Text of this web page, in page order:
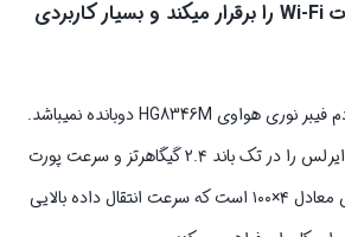
5dBi است که اتصالات Wi-Fi را برقرار میکند و بسیار کاربردی
دقت داشته باشید که مودم فیبر نوری هواوی HG8346M دوبانده نمیباشد.
این مودم امکان اتصال وایرلس را در تک باند ۲.۴ گیگاهرتز و سرعت پورت
شبکه این مودم فیبر نوری معادل ۴×۱۰۰ است که سرعت انتقال داده بالایی